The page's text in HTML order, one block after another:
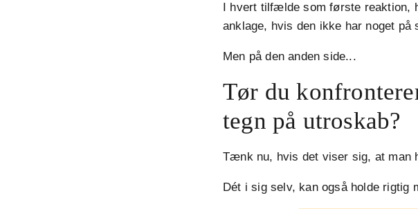
I hvert tilfælde som første
anklage, hvis den ikke har noget på
Men på den anden side...
Tør du
tegn på utroskab?
Tænk nu, hvis det viser sig, at man
Dét i sig selv, kan også holde rigtig